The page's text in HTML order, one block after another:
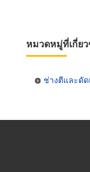
หมวดหมู่ที่เกี่ย
ช่างตีและดัด